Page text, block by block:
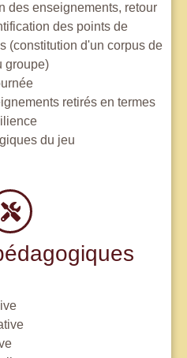
enseignements, retour
des points de
(constitution d'un corpus de
groupe)
retirés en termes
du jeu